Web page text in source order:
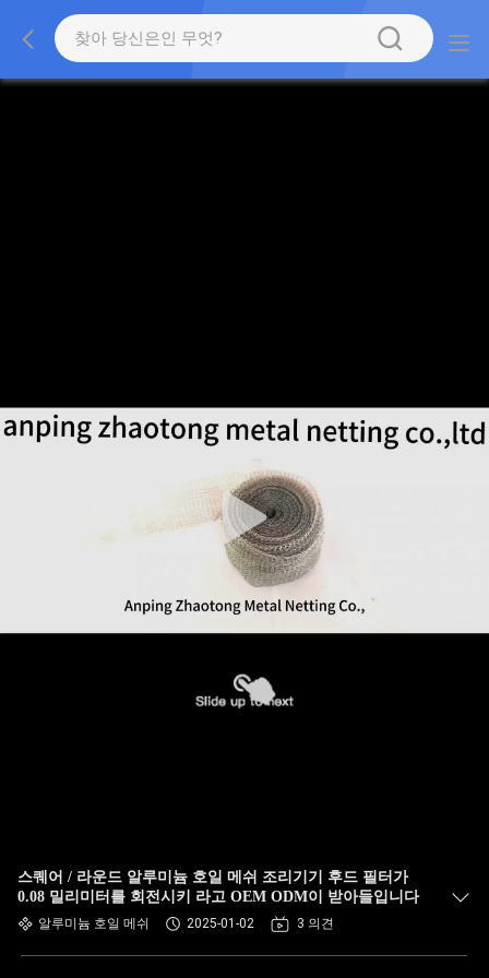
스퀘어 / 라운드 알루미늄 호일 메쉬 조리기기 후드 필터가
0.08 밀리미터를 회전시키 라고 OEM ODM이 받아들입니다
알루미늄 호일 메쉬 2025-01-02 3 의견